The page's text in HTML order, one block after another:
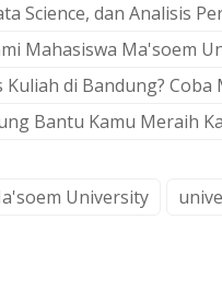
Science, dan Analisis
Mahasiswa Ma'soem
Kuliah di Bandung?
Bantu Kamu Meraih
University